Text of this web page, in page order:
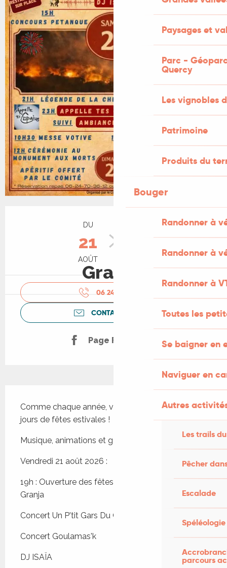
Paysages et
Parc -
Quercy
Les vignobles
Patrimoine
Produits du
Bouger
Randonner à
Randonner à
Randonner à
Toutes les
Se baigner en
Naviguer en
Autres
Les trails
Pêcher
Escalade
Spéléologie
parcours
DU
21
AOÛT
Gratuit
06 24 70 36
CONTACTEZ-NOUS
Page Facebook
Comme chaque année, venez profiter de nos 3
jours de fêtes estivales !
Musique, animations et gourmandises non-stop !
Vendredi 21 août 2026 :
19h : Ouverture des fêtes avec la fanfare La
Granja
Concert Un P'tit Gars Du Coin
Concert Goulamas'k
DJ ISAÏA